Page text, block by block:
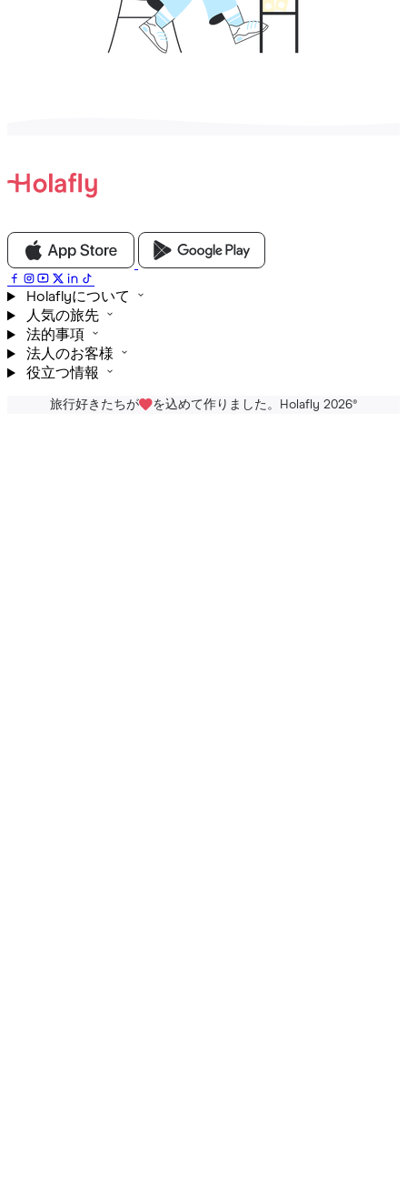
Holaflyについて
人気の旅先
法的事項
法人のお客様
役立つ情報
旅行好きたちが を込めて作りました。Holafly 2026®